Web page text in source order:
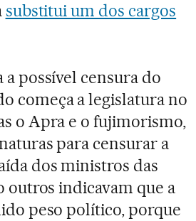
substitui um dos cargos
possível censura do
começa a legislatura no
o Apra e o fujimorismo,
para censurar a
dos ministros das
outros indicavam que a
peso político, porque